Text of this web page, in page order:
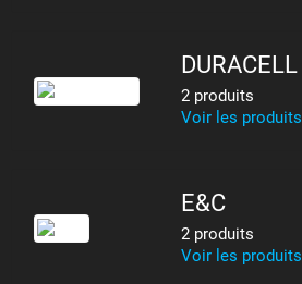
DURACELL
2 produits
Voir les produits
E&C
2 produits
Voir les produits